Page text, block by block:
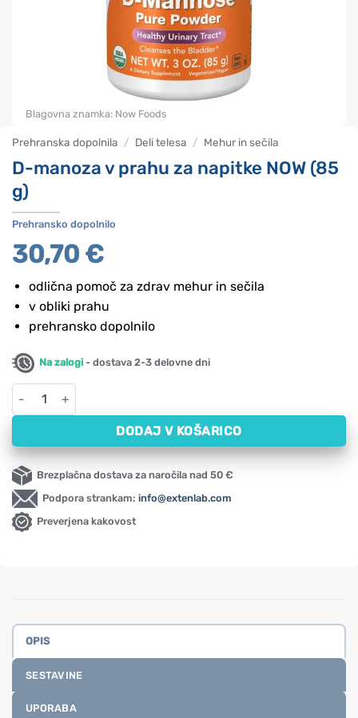
Prehranska dopolnila / Deli telesa / Mehur in sečila
D-manoza v prahu za napitke NOW (85
g)
Prehransko dopolnilo
30,70 €
odlična pomoč za zdrav mehur in sečila
v obliki prahu
prehransko dopolnilo
Na zalogi - dostava 2-3 delovne dni
D-manoza v prahu za napitke NOW (85 g) količina
DODAJ V KOŠARICO
Brezplačna dostava za naročila nad 50 €
Podpora strankam: info@extenlab.com
Preverjena kakovost
Blagovna znamka: Now Foods
OPIS
SESTAVINE
UPORABA